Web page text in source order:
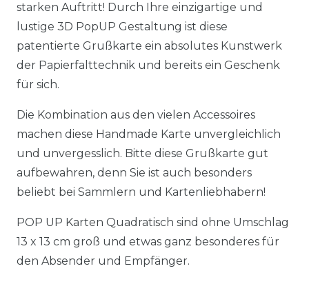
starken Auftritt! Durch Ihre einzigartige und
lustige 3D PopUP Gestaltung ist diese
patentierte Grußkarte ein absolutes Kunstwerk
der Papierfalttechnik und bereits ein Geschenk
für sich.
Die Kombination aus den vielen Accessoires
machen diese Handmade Karte unvergleichlich
und unvergesslich. Bitte diese Grußkarte gut
aufbewahren, denn Sie ist auch besonders
beliebt bei Sammlern und Kartenliebhabern!
POP UP Karten Quadratisch sind ohne Umschlag
13 x 13 cm groß und etwas ganz besonderes für
den Absender und Empfänger.